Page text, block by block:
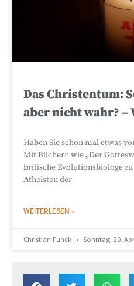
Das Christentum:
aber nicht wahr? –
Haben Sie schon mal etwas
Mit Büchern wie „Der
britische Evolutionsbiologe
Atheisten der
WEITERLESEN »
Christian Funck Sonntag, 20.